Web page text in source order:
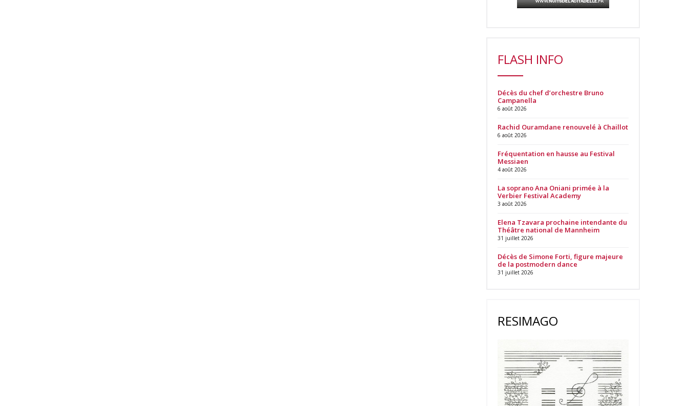
FLASH INFO
Décès du chef d’orchestre Bruno
Campanella
6 août 2026
Rachid Ouramdane renouvelé à Chaillot
6 août 2026
Fréquentation en hausse au Festival
Messiaen
4 août 2026
La soprano Ana Oniani primée à la
Verbier Festival Academy
3 août 2026
Elena Tzavara prochaine intendante du
Théâtre national de Mannheim
31 juillet 2026
Décès de Simone Forti, figure majeure
de la postmodern dance
31 juillet 2026
RESIMAGO